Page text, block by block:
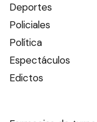
Deportes
Policiales
Política
Espectáculos
Edictos